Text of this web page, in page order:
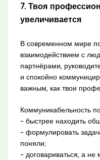
7. Твоя
увеличивается
В современном мире
взаимодействием с
партнёрами,
и спокойно
важным, как твои
Коммуникабельность
– быстрее находить
– формулировать
поняли;
– договариваться, а